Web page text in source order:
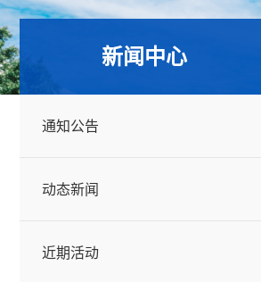
新闻中心
通知公告
动态新闻
近期活动